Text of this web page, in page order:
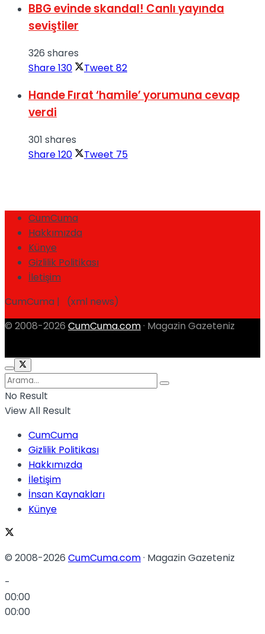
BBG evinde skandal! Canlı yayında
seviştiler
326 shares
Share130 Tweet 82
Hande Fırat ‘hamile’ yorumuna cevap
verdi
301 shares
Share120 Tweet 75
CumCuma
Hakkımızda
Künye
Gizlilik Politikası
İletişim
CumCuma | (xml news)
© 2008-2026 CumCuma.com · Magazin Gazeteniz
No Result
View All Result
CumCuma
Gizlilik Politikası
Hakkımızda
İletişim
İnsan Kaynakları
Künye
© 2008-2026 CumCuma.com· Magazin Gazeteniz
-
00:00
00:00